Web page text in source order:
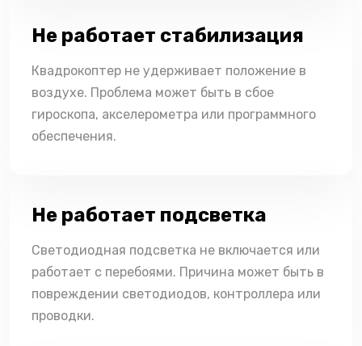
Не работает стабилизация
Квадрокоптер не удерживает положение в
воздухе. Проблема может быть в сбое
гироскопа, акселерометра или программного
обеспечения.
Не работает подсветка
Светодиодная подсветка не включается или
работает с перебоями. Причина может быть в
повреждении светодиодов, контроллера или
проводки.